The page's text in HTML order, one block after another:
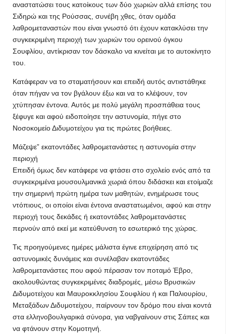
αναστατώσει τους κατοίκους των δύο χωριών αλλά επίσης του
Σιδηρώ και της Ρούσσας, συνέβη χθες, όταν ομάδα
λαθρομεταναστών που είναι γνωστό ότι έχουν κατακλύσει την
συγκεκριμένη περιοχή των χωριών του ορεινού όγκου
Σουφλίου, αντίκρισαν τον δάσκαλο να κινείται με το αυτοκίνητο
του.
Κατάφεραν να το σταματήσουν και επειδή αυτός αντιστάθηκε
όταν πήγαν να τον βγάλουν έξω και να το κλέψουν, τον
χτύπησαν έντονα. Αυτός με πολύ μεγάλη προσπάθεια τους
ξέφυγε και αφού ειδοποίησε την αστυνομία, πήγε στο
Νοσοκομείο Διδυμοτείχου για τις πρώτες βοήθειες.
Μάζεψε” εκατοντάδες λαθρομετανάστες η αστυνομία στην
περιοχή
Επειδή όμως δεν κατάφερε να φτάσει στο σχολείο ενός από τα
συγκεκριμένα μουσουλμανικά χωριά όπου διδάσκει και ετοίμαζε
την σημερινή πρώτη ημέρα των μαθητών, ενημέρωσε τους
ντόπιους, οι οποίοι είναι έντονα αναστατωμένοι, αφού και στην
περιοχή τους δεκάδες ή εκατοντάδες λαθρομετανάστες
περνούν από εκεί με κατεύθυνση το εσωτερικό της χώρας.
Τις προηγούμενες ημέρες μάλιστα έγινε επιχείρηση από τις
αστυνομικές δυνάμεις και συνέλαβαν εκατοντάδες
λαθρομετανάστες που αφού πέρασαν τον ποταμό Έβρο,
ακολουθώντας συγκεκριμένες διαδρομές, μέσω Βρυσικών
Διδυμοτείχου και Μαυροκκλησίου Σουφλίου ή και Παλιουρίου,
Μεταξάδων Διδυμοτείχου, παίρνουν τον δρόμο που είναι κοντά
στα ελληνοβουλγαρικά σύνορα, για ναβγαίνουν στις Σάπες και
να φτάνουν στην Κομοτηνή.